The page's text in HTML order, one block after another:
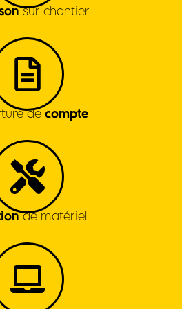
sur chantier
decompte
de matériel